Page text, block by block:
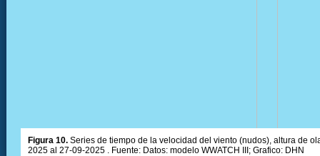
Figura 10. Series de tiempo de la velocidad del viento (nudos), altura de
2025 al 27-09-2025 . Fuente: Datos: modelo WWATCH III; Grafico: DHN